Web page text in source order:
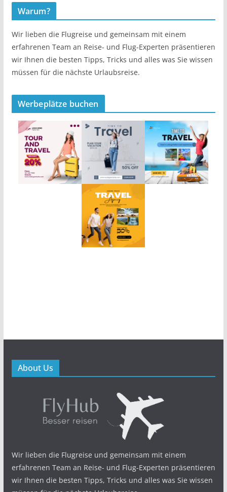
Warum?
Wir lieben die Flugreise und gemeinsam mit einem
erfahrenen Team an Reise- und Flug-Experten präsentieren
wir Ihnen die besten Tipps, Tricks und alles was Sie wissen
müssen für die nächste Urlaubsreise.
Werbeplätze buchen
About Us
Wir lieben die Flugreise und gemeinsam mit einem
erfahrenen Team an Reise- und Flug-Experten präsentieren
wir Ihnen die besten Tipps, Tricks und alles was Sie wissen